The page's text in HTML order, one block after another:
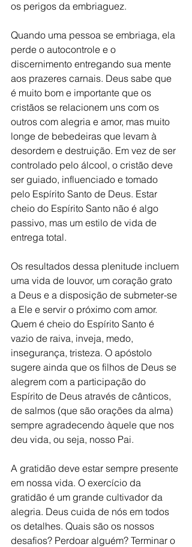
os perigos da embriaguez.
Quando uma pessoa se embriaga, ela
perde o autocontrole e o
discernimento entregando sua mente
aos prazeres carnais. Deus sabe que
é muito bom e importante que os
cristãos se relacionem uns com os
outros com alegria e amor, mas muito
longe de bebedeiras que levam à
desordem e destruição. Em vez de ser
controlado pelo álcool, o cristão deve
ser guiado, influenciado e tomado
pelo Espírito Santo de Deus. Estar
cheio do Espírito Santo não é algo
passivo, mas um estilo de vida de
entrega total.
Os resultados dessa plenitude incluem
uma vida de louvor, um coração grato
a Deus e a disposição de submeter-se
a Ele e servir o próximo com amor.
Quem é cheio do Espírito Santo é
vazio de raiva, inveja, medo,
insegurança, tristeza. O apóstolo
sugere ainda que os filhos de Deus se
alegrem com a participação do
Espírito de Deus através de cânticos,
de salmos (que são orações da alma)
sempre agradecendo àquele que nos
deu vida, ou seja, nosso Pai.
A gratidão deve estar sempre presente
em nossa vida. O exercício da
gratidão é um grande cultivador da
alegria. Deus cuida de nós em todos
os detalhes. Quais são os nossos
desafios? Perdoar alguém? Terminar o